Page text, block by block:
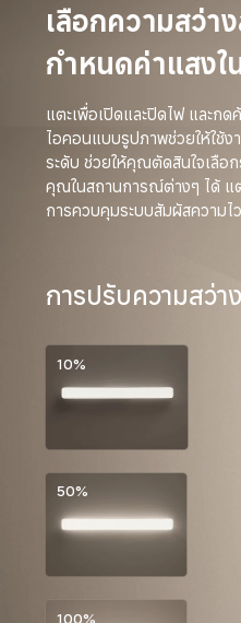
เลือกความสว่า
กำหนดค่าแสง
แตะเพื่อเปิดและปิดไฟ และกด
ไอคอนแบบรูปภาพช่วยให้ใช้
ระดับ ช่วยให้คุณตัดสินใจเลือ
คุณในสถานการณ์ต่างๆ ได้ แ
การควบคุมระบบสัมผัสความไ
การปรับความสว่าง
10%
50%
100%